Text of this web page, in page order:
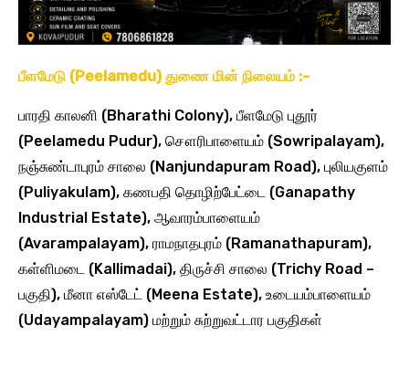
பீளமேடு (Peelamedu) துணை மின் நிலையம் :-
பாரதி காலனி (Bharathi Colony), பீளமேடு புதூர்
(Peelamedu Pudur), சௌரிபாளையம் (Sowripalayam),
நஞ்சுண்டாபுரம் சாலை (Nanjundapuram Road), புலியகுளம்
(Puliyakulam), கணபதி தொழிற்பேட்டை (Ganapathy
Industrial Estate), ஆவாரம்பாளையம்
(Avarampalayam), ராமநாதபுரம் (Ramanathapuram),
கள்ளிமடை (Kallimadai), திருச்சி சாலை (Trichy Road –
பகுதி), மீனா எஸ்டேட் (Meena Estate), உடையம்பாளையம்
(Udayampalayam) மற்றும் சுற்றுவட்டார பகுதிகள்